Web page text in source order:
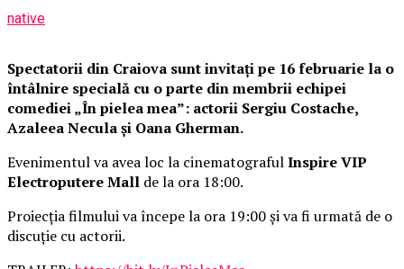
native
Spectatorii din Craiova sunt invitați pe 16 februarie la o
întâlnire specială cu o parte din membrii echipei
comediei „În pielea mea”: actorii Sergiu Costache,
Azaleea Necula și Oana Gherman.
Evenimentul va avea loc la cinematografulInspire VIP
Electroputere Mall de la ora 18:00.
Proiecția filmului va începe la ora 19:00 și va fi urmată de o
discuție cu actorii.